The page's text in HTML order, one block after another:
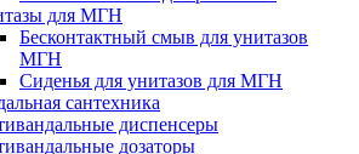
для МГН
Бесконтактный смыв для унитазов
МГН
Сиденья для унитазов для МГН
сантехника
диспенсеры
дозаторы